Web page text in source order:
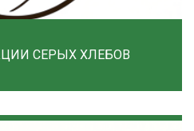
СЕРЫХ ХЛЕБОВ